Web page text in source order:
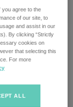
you agree to the
of our site, to
and assist in our
By clicking “Strictly
cookies on
that selecting this
For more
ALL